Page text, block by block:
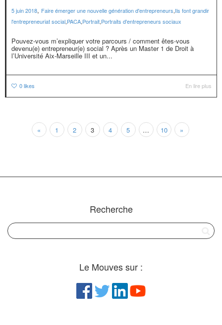
5 juin 2018, Faire émerger une nouvelle génération d'entrepreneurs,Ils font grandir
l'entrepreneuriat social,PACA,Portrait,Portraits d'entrepreneurs sociaux
Pouvez-vous m’expliquer votre parcours / comment êtes-vous
devenu(e) entrepreneur(e) social ? Après un Master 1 de Droit à
l’Université Aix-Marseille III et un...
0likes En lire plus
« 1 2 3 4 5 … 10 »
Recherche
Le Mouves sur :